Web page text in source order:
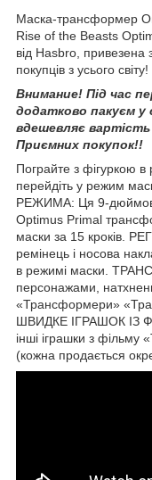
Маска-трансформер
Rise of the Beasts
від Hasbro, привезена
покупців з усього світу!
Внимание! Під час
додатково пакуєм у
вдешевляє
Приємних покупок!!
Пограйте з фігуркою
перейдіть у режим
РЕЖИМА: Ця 9-
Optimus Primal
маски за 15 кроків.
ремінець і носова
в режимі маски.
персонажами,
«Трансформери»
ШВИДКЕ ІГРАШОК ІЗ
інші іграшки з фільму
(кожна продається